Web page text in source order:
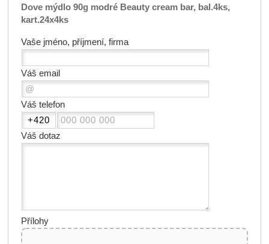
Dove mýdlo 90g modré Beauty cream bar, bal.4ks,
kart.24x4ks
Vaše jméno, příjmení, firma
Váš email
Váš telefon
Váš dotaz
Přílohy